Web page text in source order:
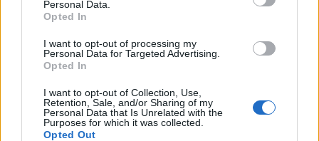
Personal Data.
Opted In
I want to opt-out of processing my
Personal Data for Targeted Advertising.
Opted In
I want to opt-out of Collection, Use,
Retention, Sale, and/or Sharing of my
Personal Data that Is Unrelated with the
Purposes for which it was collected.
Opted Out
ΠΑΟΚ - Άντερλεχτ 0-1: «Πλήρωσε» το γρήγορο
γκολ και την αστοχία του από την άσπρη βούλα
06.08.2026